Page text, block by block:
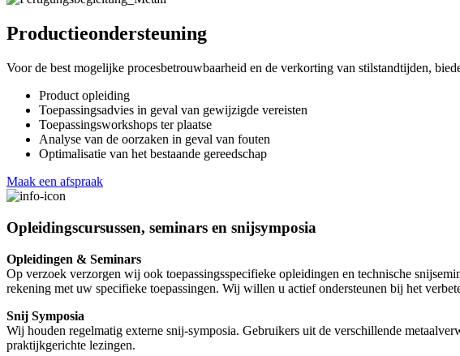
Productieondersteuning
Voor de best mogelijke procesbetrouwbaarheid en de verkorting van stilstandtijden,
Product opleiding
Toepassingsadvies in geval van gewijzigde vereisten
Toepassingsworkshops ter plaatse
Analyse van de oorzaken in geval van fouten
Optimalisatie van het bestaande gereedschap
Maak een afspraak
Opleidingscursussen, seminars en snijsymposia
Opleidingen & Seminars
Op verzoek verzorgen wij ook toepassingsspecifieke opleidingen en technische
rekening met uw specifieke toepassingen. Wij willen u actief ondersteunen bij het
Snij Symposia
Wij houden regelmatig externe snij-symposia. Gebruikers uit de verschillende
praktijkgerichte lezingen.